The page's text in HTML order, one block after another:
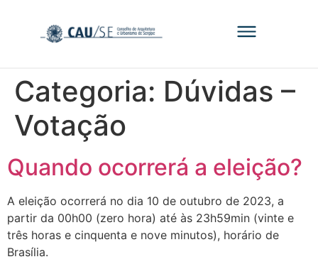
Categoria: Dúvidas –
Votação
Quando ocorrerá a eleição?
A eleição ocorrerá no dia 10 de outubro de 2023, a
partir da 00h00 (zero hora) até às 23h59min (vinte e
três horas e cinquenta e nove minutos), horário de
Brasília.